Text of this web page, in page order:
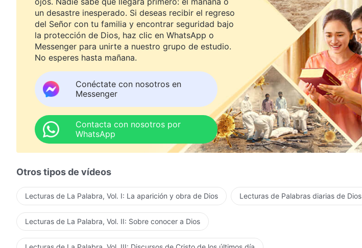
un desastre inesperado. Si deseas recibir el regreso
del Señor con tu familia y encontrar seguridad bajo
la protección de Dios, haz clic en WhatsApp o
Messenger para unirte a nuestro grupo de estudio.
No esperes hasta mañana.
Conéctate con nosotros en
Messenger
Contacta con nosotros por
WhatsApp
Otros tipos de vídeos
Lecturas de La Palabra, Vol. I: La aparición y obra de Dios Lecturas de Palabras diarias de Dios
Lecturas de La Palabra, Vol. II: Sobre conocer a Dios